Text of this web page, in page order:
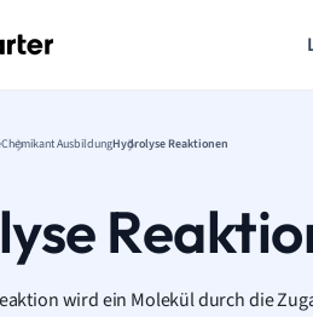
Chemikant AusbildungHydrolyse Reaktionen
wird ein Molekül durch die